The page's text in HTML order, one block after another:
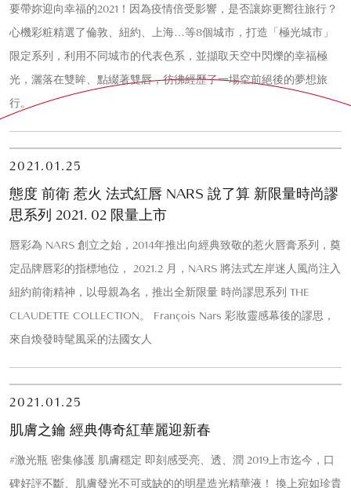
要帶妳迎向幸福的2021！因為疫情倍受影響，是否讓妳更嚮往旅行？
心機彩粧精選了倫敦、紐約、上海…等8個城市，打造「極光城市」
限定系列，利用不同城市的代表色系，並擷取天空中閃爍的幸福極
光，灑落在雙眸、點綴著雙唇，彷彿經歷了一場空前絕後的夢想旅
行。
2021.01.25
態度 前衛 惹火 法式紅唇 NARS 說了算 新限量時尚謬
思系列 2021. 02 限量上市
唇彩為 NARS 創立之始，2014年推出向經典致敬的惹火唇膏系列，奠
定品牌唇彩的指標地位， 2021.2 月，NARS 將法式左岸迷人風尚注入
紐約前衛精神，以母親為名，推出全新限量 時尚謬思系列 THE
CLAUDETTE COLLECTION。 François Nars 彩妝靈感幕後的謬思，
來自煥發時髦風采的法國女人
2021.01.25
肌膚之鑰 經典傳奇紅華麗迎新春
#激光瓶 密集修護 肌膚穩定 即刻感受亮、透、潤 2019上市迄今，口
碑好評不斷、肌膚發光不可或缺的的明星造光精華液！ 換上宛如珍貴